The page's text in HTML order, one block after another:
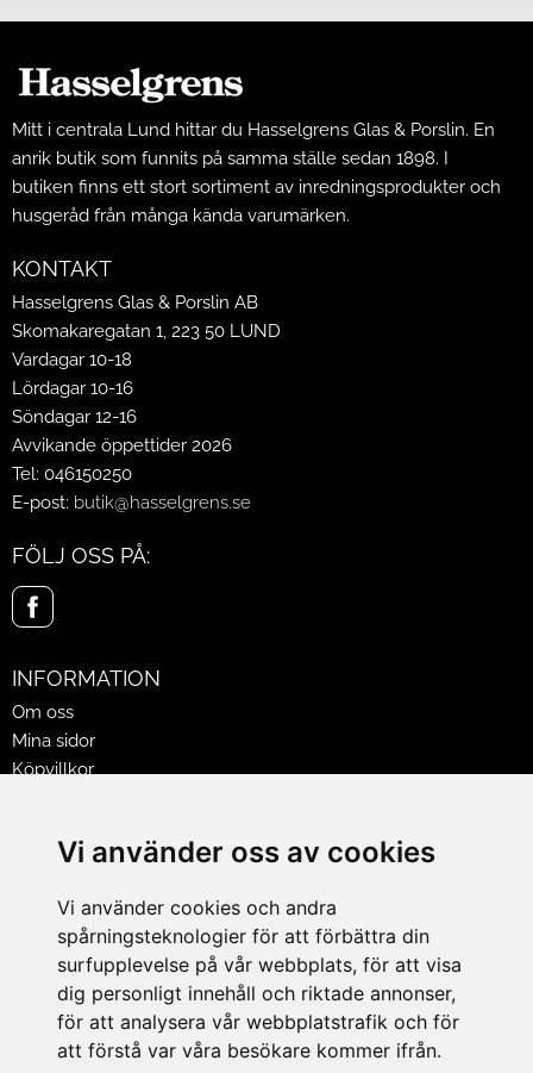
Vi använder oss av cookies
Vi använder cookies och andra
spårningsteknologier för att förbättra din
surfupplevelse på vår webbplats, för att visa
dig personligt innehåll och riktade annonser,
för att analysera vår webbplatstrafik och för
att förstå var våra besökare kommer ifrån.
Mitt i centrala Lund hittar du Hasselgrens Glas & Porslin. En
anrik butik som funnits på samma ställe sedan 1898. I
butiken finns ett stort sortiment av inredningsprodukter och
husgeråd från många kända varumärken.
KONTAKT
Hasselgrens Glas & Porslin AB
Skomakaregatan 1, 223 50 LUND
Vardagar 10-18
Lördagar 10-16
Söndagar 12-16
Avvikande öppettider 2026
Tel: 046150250
E-post: butik@hasselgrens.se
FÖLJ OSS PÅ:
INFORMATION
Om oss
Mina sidor
Köpvillkor
Jobba på Hasselgrens
LEVERANS
BETALNINGSSÄTT